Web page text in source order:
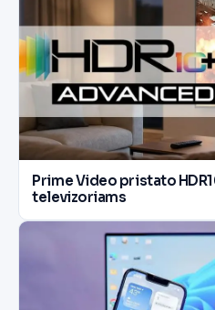
Prime Video pristato
televizoriams